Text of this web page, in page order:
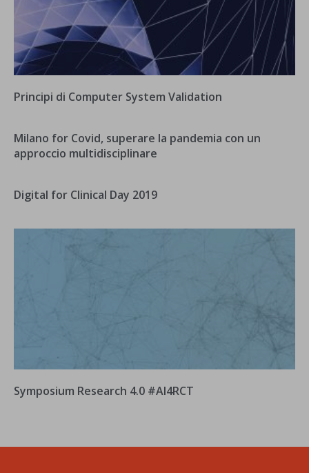
Principi di Computer System Validation
Milano for Covid, superare la pandemia con un
approccio multidisciplinare
Digital for Clinical Day 2019
Symposium Research 4.0 #AI4RCT